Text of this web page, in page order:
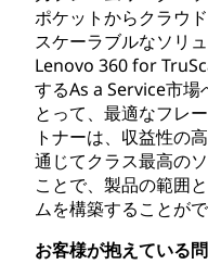
ポケットからクラウ
スケーラブルなソリ
Lenovo 360 for
するAs a Service市
とって、最適なフレ
トナーは、収益性の
通じてクラス最高の
ことで、製品の範囲
ムを構築することがで
お客様が抱えている